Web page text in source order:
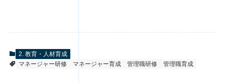
2. 教育・人材育成
マネージャー研修
マネージャー育成 管理職研修 管理職育成